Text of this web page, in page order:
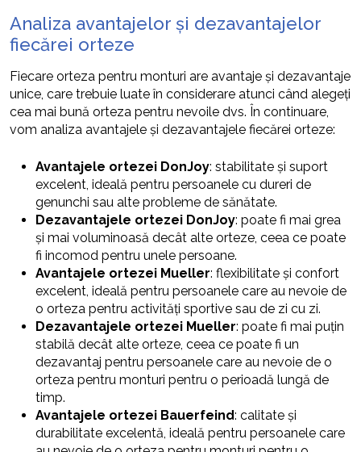
Analiza avantajelor și dezavantajelor
fiecărei orteze
Fiecare orteza pentru monturi are avantaje și dezavantaje
unice, care trebuie luate în considerare atunci când alegeți
cea mai bună orteza pentru nevoile dvs. În continuare,
vom analiza avantajele și dezavantajele fiecărei orteze:
Avantajele ortezei DonJoy: stabilitate și suport
excelent, ideală pentru persoanele cu dureri de
genunchi sau alte probleme de sănătate.
Dezavantajele ortezei DonJoy: poate fi mai grea
și mai voluminoasă decât alte orteze, ceea ce poate
fi incomod pentru unele persoane.
Avantajele ortezei Mueller: flexibilitate și confort
excelent, ideală pentru persoanele care au nevoie de
o orteza pentru activități sportive sau de zi cu zi.
Dezavantajele ortezei Mueller: poate fi mai puțin
stabilă decât alte orteze, ceea ce poate fi un
dezavantaj pentru persoanele care au nevoie de o
orteza pentru monturi pentru o perioadă lungă de
timp.
Avantajele ortezei Bauerfeind: calitate și
durabilitate excelentă, ideală pentru persoanele care